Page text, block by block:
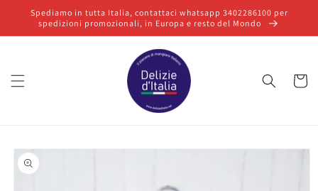
direttamente
ai contenuti
Spediamo in tutta Italia, contattaci whatsapp 3402286100 per
spedizioni promozionali, in Europa e resto del Mondo
Carrello
Passa alle
informazioni
sul prodotto